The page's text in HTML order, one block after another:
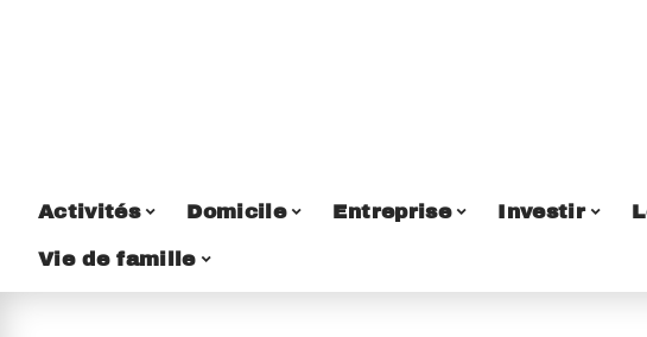
Activités Domicile Entreprise Investir
Vie de famille